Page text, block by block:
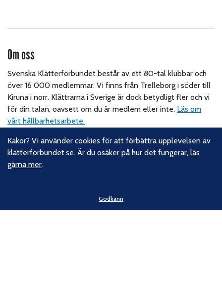
Om oss
Svenska Klätterförbundet består av ett 80-tal klubbar och
över 16 000 medlemmar. Vi finns från Trelleborg i söder till
Kiruna i norr. Klättrarna i Sverige är dock betydligt fler och vi
för din talan, oavsett om du är medlem eller inte. Läs om
vårt hållbarhetsarbete.
Följ oss
Facebook
Kakor? Vi använder cookies för att förbättra upplevelsen av
klatterforbundet.se. Är du osäker på hur det fungerar,läs
gärna mer.
Godkänn